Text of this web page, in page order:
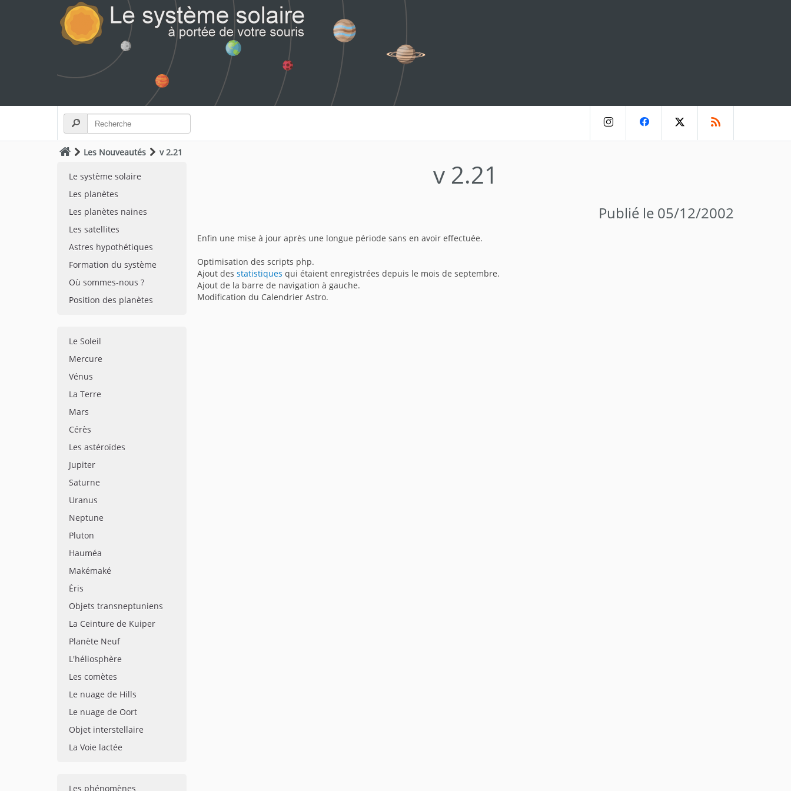
Les Nouveautés v 2.21
Le système solaire
Les planètes
Les planètes naines
Les satellites
Astres hypothétiques
Formation du système
Où sommes-nous ?
Position des planètes
Le Soleil
Mercure
Vénus
La Terre
Mars
Cérès
Les astéroïdes
Jupiter
Saturne
Uranus
Neptune
Pluton
Hauméa
Makémaké
Éris
Objets transneptuniens
La Ceinture de Kuiper
Planète Neuf
L'héliosphère
Les comètes
Le nuage de Hills
Le nuage de Oort
Objet interstellaire
La Voie lactée
Les phénomènes
v 2.21
Publié le 05/12/2002
Enfin une mise à jour après une longue période sans en avoir effectuée.
Optimisation des scripts php.
Ajout des statistiques qui étaient enregistrées depuis le mois de septembre.
Ajout de la barre de navigation à gauche.
Modification du Calendrier Astro.